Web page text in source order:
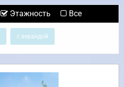
Этажность Все
с верандой